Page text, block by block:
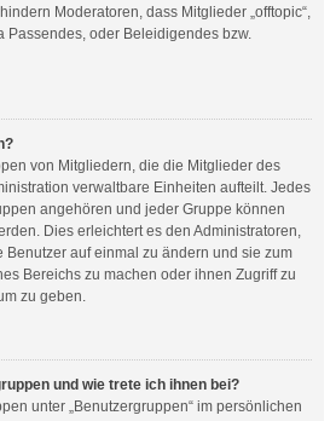
Moderatoren, dass Mitglieder „offtopic“,
Passendes, oder Beleidigendes bzw.
von Mitgliedern, die die Mitglieder des
verwaltbare Einheiten aufteilt. Jedes
angehören und jeder Gruppe können
Dies erleichtert es den Administratoren,
Benutzer auf einmal zu ändern und sie zum
Bereichs zu machen oder ihnen Zugriff zu
zu geben.
und wie trete ich ihnen bei?
unter „Benutzergruppen“ im persönlichen